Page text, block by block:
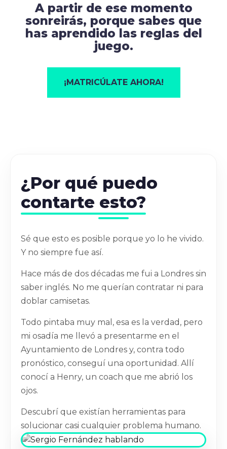
A partir de ese momento
sonreirás, porque sabes que
has aprendido las reglas del
juego.
¡MATRICÚLATE AHORA!
¿Por qué puedo
contarte esto?
Sé que esto es posible porque yo lo he vivido.
Y no siempre fue así.
Hace más de dos décadas me fui a Londres sin
saber inglés. No me querían contratar ni para
doblar camisetas.
Todo pintaba muy mal, esa es la verdad, pero
mi osadía me llevó a presentarme en el
Ayuntamiento de Londres y, contra todo
pronóstico, conseguí una oportunidad. Allí
conocí a Henry, un coach que me abrió los
ojos.
Descubrí que existían herramientas para
solucionar casi cualquier problema humano.